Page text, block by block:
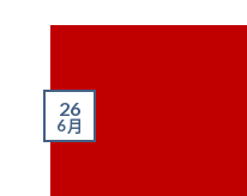
26
6 月